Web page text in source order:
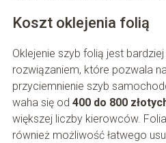
Koszt oklejenia folią
Oklejenie szyb folią jest
rozwiązaniem, które pozwala
przyciemnienie szyb
waha się od 400 do 800
większej liczby kierowców.
również możliwość łatwego